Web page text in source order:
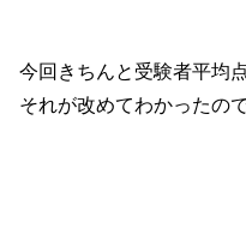
今回きちんと受験者平均
それが改めてわかったの